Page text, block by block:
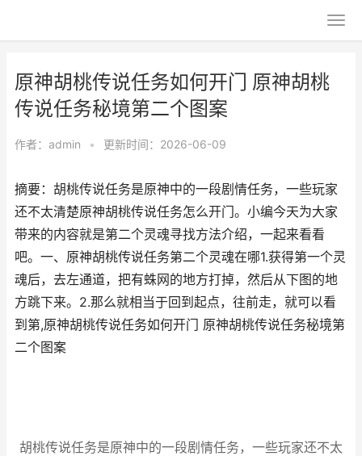
原神胡桃传说任务如何开门 原神胡桃
传说任务秘境第二个图案
作者： admin • 更新时间：2026-06-09
摘要：胡桃传说任务是原神中的一段剧情任务，一些玩家
还不太清楚原神胡桃传说任务怎么开门。小编今天为大家
带来的内容就是第二个灵魂寻找方法介绍，一起来看看
吧。一、原神胡桃传说任务第二个灵魂在哪1.获得第一个灵
魂后，去左通道，把有蛛网的地方打掉，然后从下图的地
方跳下来。2.那么就相当于回到起点，往前走，就可以看
到第,原神胡桃传说任务如何开门 原神胡桃传说任务秘境第
二个图案
胡桃传说任务是原神中的一段剧情任务，一些玩家还不太